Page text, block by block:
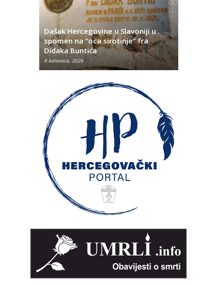
Dašak Hercegovine u Slavoniji u
spomen na “oca sirotinje” fra
Didaka Buntića
8 kolovoza, 2026